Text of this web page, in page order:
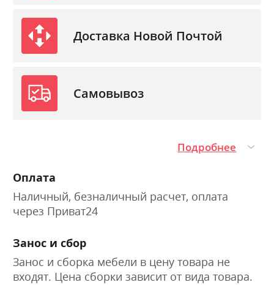
Доставка Новой Почтой
Самовывоз
Подробнее
Оплата
Наличный, безналичный расчет, оплата
через Приват24
Занос и сбор
Занос и сборка мебели в цену товара не
входят. Цена сборки зависит от вида товара.